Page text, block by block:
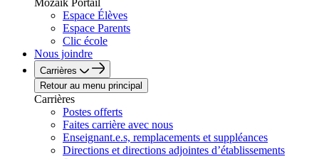
Mozaïk Portail
Espace Élèves
Espace Parents
Clic école
Nous joindre
Carrières
Retour au menu principal
Carrières
Postes offerts
Faites carrière avec nous
Enseignant.e.s, remplacements et suppléances
Directions et directions adjointes d’établissements